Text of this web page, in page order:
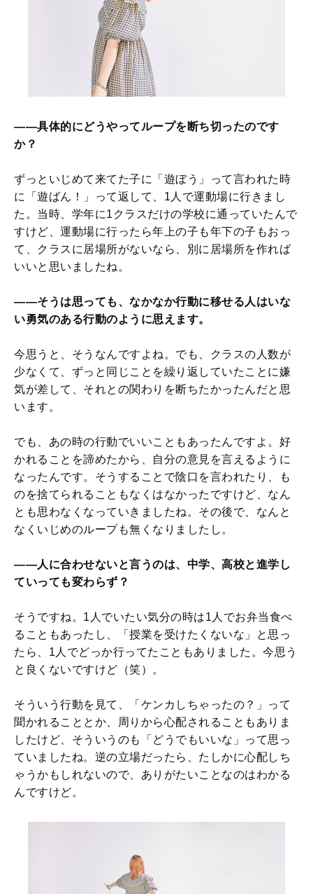
――具体的にどうやってループを断ち切ったのです
か？
ずっといじめて来てた子に「遊ぼう」って言われた時
に「遊ばん！」って返して、1人で運動場に行きまし
た。当時、学年に1クラスだけの学校に通っていたんで
すけど、運動場に行ったら年上の子も年下の子もおっ
て、クラスに居場所がないなら、別に居場所を作れば
いいと思いましたね。
――そうは思っても、なかなか行動に移せる人はいな
い勇気のある行動のように思えます。
今思うと、そうなんですよね。でも、クラスの人数が
少なくて、ずっと同じことを繰り返していたことに嫌
気が差して、それとの関わりを断ちたかったんだと思
います。
でも、あの時の行動でいいこともあったんですよ。好
かれることを諦めたから、自分の意見を言えるように
なったんです。そうすることで陰口を言われたり、も
のを捨てられることもなくはなかったですけど、なん
とも思わなくなっていきましたね。その後で、なんと
なくいじめのループも無くなりましたし。
――人に合わせないと言うのは、中学、高校と進学し
ていっても変わらず？
そうですね。1人でいたい気分の時は1人でお弁当食べ
ることもあったし、「授業を受けたくないな」と思っ
たら、1人でどっか行ってたこともありました。今思う
と良くないですけど（笑）。
そういう行動を見て、「ケンカしちゃったの？」って
聞かれることとか、周りから心配されることもありま
したけど、そういうのも「どうでもいいな」って思っ
ていましたね。逆の立場だったら、たしかに心配しち
ゃうかもしれないので、ありがたいことなのはわかる
んですけど。